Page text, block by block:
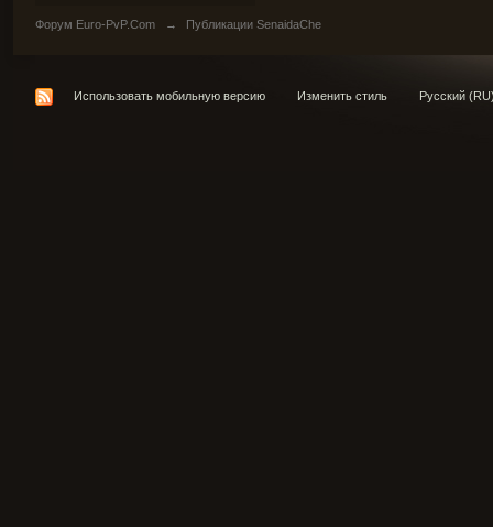
Форум Euro-PvP.Com → Публикации SenaidaChe
Использовать мобильную версию Изменить стиль Русский